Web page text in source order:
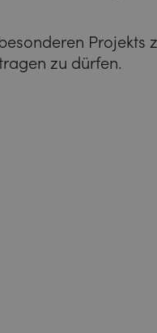
zu dürfen.